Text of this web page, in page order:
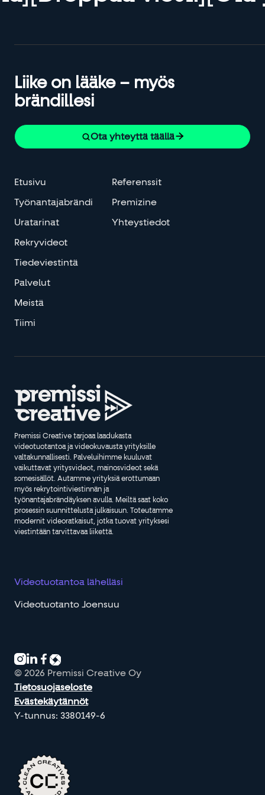
Liike on lääke – myös
brändillesi
Ota yhteyttä täällä
Premissi Creative tarjoaa laadukasta
videotuotantoa ja videokuvausta yrityksille
valtakunnallisesti. Palveluihimme kuuluvat
vaikuttavat yritysvideot, mainosvideot sekä
somesisällöt. Autamme yrityksiä erottumaan
myös rekrytointiviestinnän ja
työnantajabrändäyksen avulla. Meiltä saat koko
prosessin suunnittelusta julkaisuun. Toteutamme
modernit videoratkaisut, jotka tuovat yrityksesi
viestintään tarvittavaa liikettä.
 
© 2026 Premissi Creative Oy
Tietosuojaseloste
Evästekäytännöt
Videotuotantoa lähelläsi
Videotuotanto Joensuu
Etusivu
Työnantajabrändi
Uratarinat
Rekryvideot
Tiedeviestintä
Palvelut
Meistä
Tiimi
Referenssit
Premizine
Yhteystiedot
Y-tunnus: 3380149-6